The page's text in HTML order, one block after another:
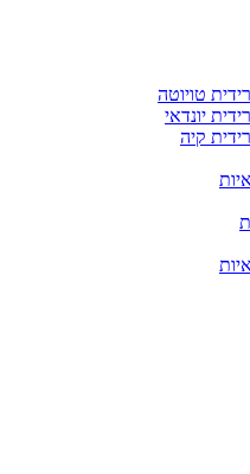
טויוטה
יונדאי
קיה